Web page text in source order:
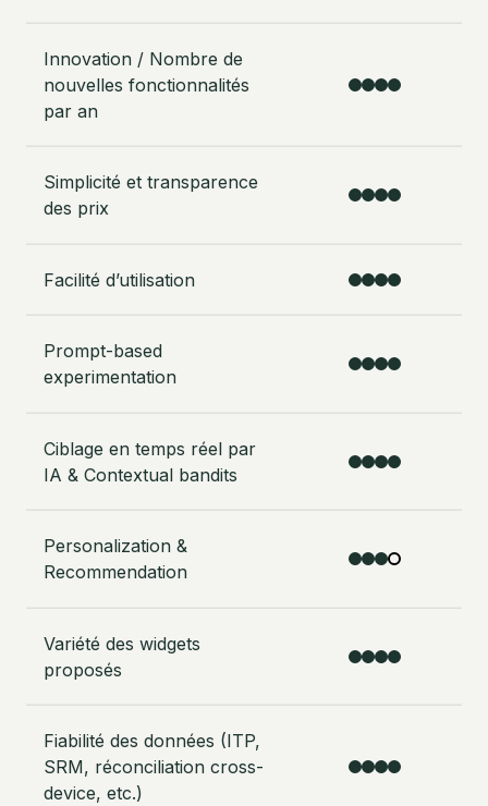
Innovation / Nombre de
nouvelles fonctionnalités
par an
Simplicité et transparence
des prix
Facilité d’utilisation
Prompt-based
experimentation
Ciblage en temps réel par
IA & Contextual bandits
Personalization &
Recommendation
Variété des widgets
proposés
Fiabilité des données (ITP,
SRM, réconciliation cross-
device, etc.)